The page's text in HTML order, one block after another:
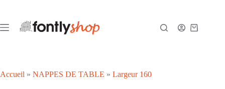
contenu
Panier
Accueil » NAPPES DE TABLE » Largeur 160